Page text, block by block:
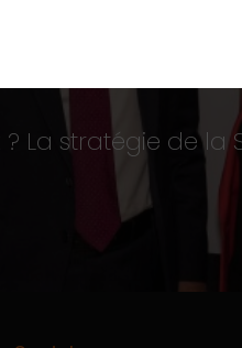
La stratégie de la